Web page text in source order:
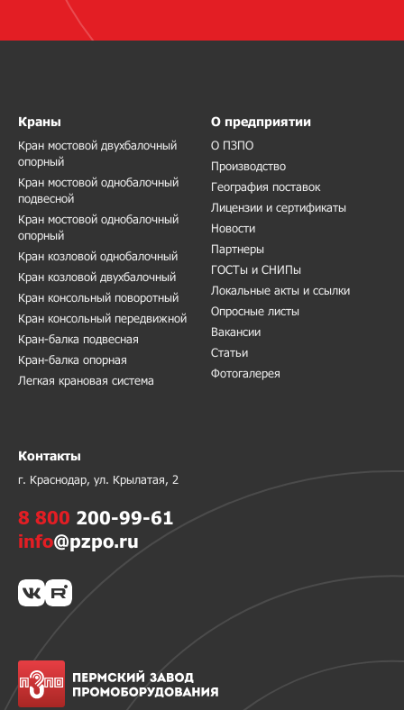
Краны
Кран мостовой двухбалочный
опорный
Кран мостовой однобалочный
подвесной
Кран мостовой однобалочный
опорный
Кран козловой однобалочный
Кран козловой двухбалочный
Кран консольный поворотный
Кран консольный передвижной
Кран-балка подвесная
Кран-балка опорная
Легкая крановая система
О предприятии
О ПЗПО
Производство
География поставок
Лицензии и сертификаты
Новости
Партнеры
ГОСТы и СНИПы
Локальные акты и ссылки
Опросные листы
Вакансии
Статьи
Фотогалерея
Контакты
г. Краснодар, ул. Крылатая, 2
8 800 200-99-61
info@pzpo.ru